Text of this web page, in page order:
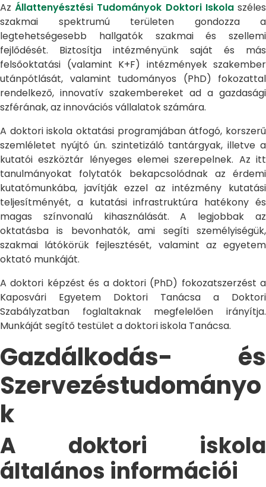
AzÁllattenyésztési Tudományok Doktori Iskolaszéles
szakmai spektrumú területen gondozza a
legtehetségesebb hallgatók szakmai és szellemi
fejlődését. Biztosítja intézményünk saját és más
felsőoktatási (valamint K+F) intézmények szakember
utánpótlását, valamint tudományos (PhD) fokozattal
rendelkező, innovatív szakembereket ad a gazdasági
szférának, az innovációs vállalatok számára.
A doktori iskola oktatási programjában átfogó, korszerű
szemléletet nyújtó ún. szintetizáló tantárgyak, illetve a
kutatói eszköztár lényeges elemei szerepelnek. Az itt
tanulmányokat folytatók bekapcsolódnak az érdemi
kutatómunkába, javítják ezzel az intézmény kutatási
teljesítményét, a kutatási infrastruktúra hatékony és
magas színvonalú kihasználását. A legjobbak az
oktatásba is bevonhatók, ami segíti személyiségük,
szakmai látókörük fejlesztését, valamint az egyetem
oktató munkáját.
A doktori képzést és a doktori (PhD) fokozatszerzést a
Kaposvári Egyetem Doktori Tanácsa a Doktori
Szabályzatban foglaltaknak megfelelően irányítja.
Munkáját segítő testület a doktori iskola Tanácsa.
Gazdálkodás- és
Szervezéstudományo
k
A doktori iskola
általános információi